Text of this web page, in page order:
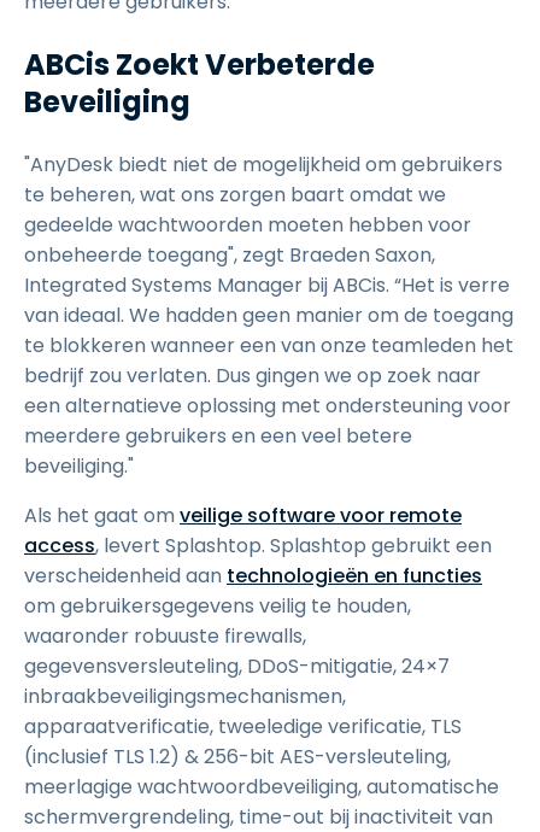
ABCis Zoekt Verbeterde
Beveiliging
"AnyDesk biedt niet de mogelijkheid om gebruikers
te beheren, wat ons zorgen baart omdat we
gedeelde wachtwoorden moeten hebben voor
onbeheerde toegang", zegt Braeden Saxon,
Integrated Systems Manager bij ABCis. “Het is verre
van ideaal. We hadden geen manier om de toegang
te blokkeren wanneer een van onze teamleden het
bedrijf zou verlaten. Dus gingen we op zoek naar
een alternatieve oplossing met ondersteuning voor
meerdere gebruikers en een veel betere
beveiliging."
Als het gaat omveilige software voor remote
access, levert Splashtop. Splashtop gebruikt een
verscheidenheid aan technologieën en functies
om gebruikersgegevens veilig te houden,
waaronder robuuste firewalls,
gegevensversleuteling, DDoS-mitigatie, 24×7
inbraakbeveiligingsmechanismen,
apparaatverificatie, tweeledige verificatie, TLS
(inclusief TLS 1.2) & 256-bit AES-versleuteling,
meerlagige wachtwoordbeveiliging, automatische
schermvergrendeling, time-out bij inactiviteit van